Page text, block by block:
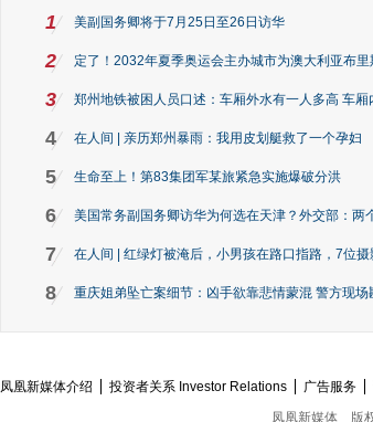
1 美副国务卿将于7月25日至26日访华
2 定了！2032年夏季奥运会主办城市为澳大利亚布里
3 郑州地铁被困人员口述：车厢外水有一人多高 车厢
4 在人间 | 亲历郑州暴雨：我用皮划艇救了一个孕妇
5 生命至上！第83集团军某旅紧急实施爆破分洪
6 美国常务副国务卿访华为何选在天津？外交部：两
7 在人间 | 红绿灯被淹后，小男孩在路口指路，7位摄
8 重庆姐弟坠亡案细节：凶手欲靠悲情蒙混 警方现场
凤凰新媒体介绍 投资者关系 Investor Relations 广告服务
凤凰新媒体
版